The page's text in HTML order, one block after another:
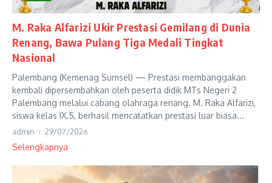
M. Raka Alfarizi Ukir Prestasi Gemilang di Dunia
Renang, Bawa Pulang Tiga Medali Tingkat
Nasional
Palembang (Kemenag Sumsel) — Prestasi membanggakan
kembali dipersembahkan oleh peserta didik MTs Negeri 2
Palembang melalui cabang olahraga renang. M. Raka Alfarizi,
siswa kelas IX.5, berhasil mencatatkan prestasi luar biasa...
admin 29/07/2026
Selengkapnya